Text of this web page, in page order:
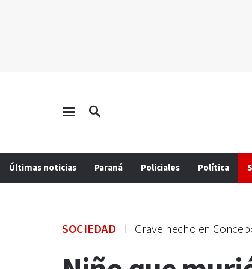
Últimas noticias Paraná Policiales Política
SOCIEDAD Grave hecho en